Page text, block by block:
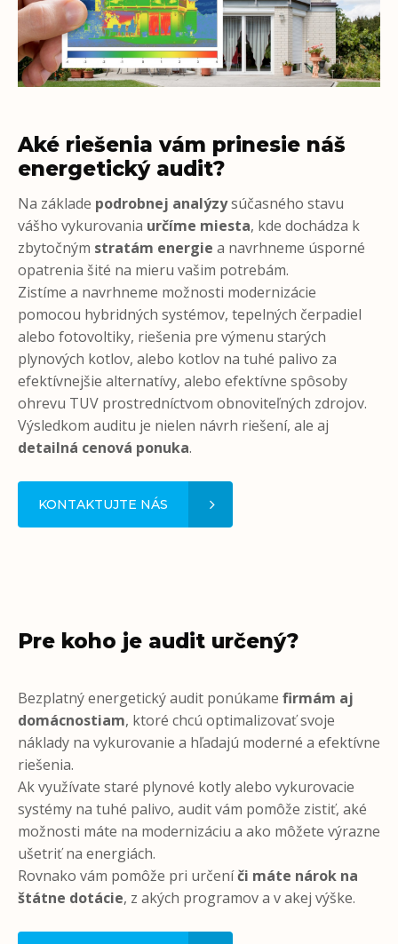
Aké riešenia vám prinesie náš
energetický audit?
Na základe podrobnej analýzysúčasného stavu
vášho vykurovania určíme miesta, kde dochádza k
zbytočným stratám energie a navrhneme úsporné
opatrenia šité na mieru vašim potrebám.
Zistíme a navrhneme možnosti modernizácie
pomocou hybridných systémov, tepelných čerpadiel
alebo fotovoltiky, riešenia pre výmenu starých
plynových kotlov, alebo kotlov na tuhé palivo za
efektívnejšie alternatívy, alebo efektívne spôsoby
ohrevu TUV prostredníctvom obnoviteľných zdrojov.
Výsledkom auditu je nielen návrh riešení, ale aj
detailná cenová ponuka.
KONTAKTUJTE NÁS
Pre koho je audit určený?
Bezplatný energetický audit ponúkame firmám aj
domácnostiam, ktoré chcú optimalizovať svoje
náklady na vykurovanie a hľadajú moderné a efektívne
riešenia.
Ak využívate staré plynové kotly alebo vykurovacie
systémy na tuhé palivo, audit vám pomôže zistiť, aké
možnosti máte na modernizáciu a ako môžete výrazne
ušetriť na energiách.
Rovnako vám pomôže pri určeníči máte nárok na
štátne dotácie, z akých programov a v akej výške.